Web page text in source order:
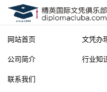
网站首页 文凭办
公司简介 行业知
联系我们